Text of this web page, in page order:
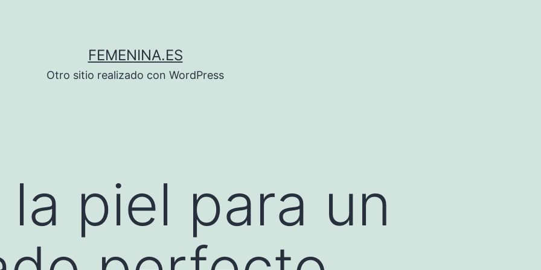
FEMENINA.ES
Otro sitio realizado con WordPress
la piel para un